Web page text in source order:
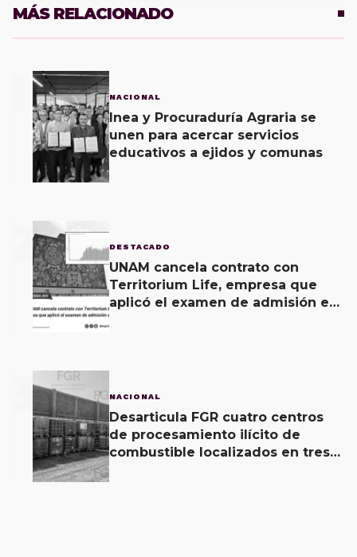
MÁS RELACIONADO
NACIONAL
Inea y Procuraduría Agraria se
unen para acercar servicios
educativos a ejidos y comunas
2 DESTACADO
UNAM cancela contrato con
Territorium Life, empresa que
aplicó el examen de admisión en
3 NACIONAL
Desarticula FGR cuatro centros
de procesamiento ilícito de
combustible localizados en tres